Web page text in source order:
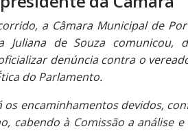
a Câmara Municipal de
Juliana de Souza comunicou,
denúncia contra o
do Parlamento.
os encaminhamentos devidos,
cabendo à Comissão a análise